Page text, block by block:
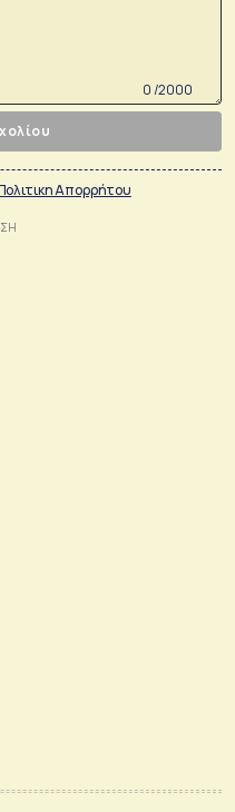
0 /2000
Απορρήτου